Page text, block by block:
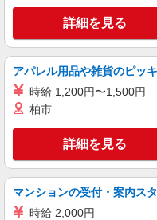
+゜ 入社祝い
頂くと, イン
い・週払
+゜・。○
富山
キープ
派遣社員
株式会社シエロ
人気機
時給
残業代支給 ★交
+゜・。○
有) お友達を紹介頂くと, インセンティブ支給(規定
有) ★月2回払い・週払い可能（規程有）★ ゜・。
富山県
キープ
詳細を見る
アパレル用品や雑貨のピッ
時給 1,200円〜1,500円
柏市
詳細を見る
マンションの受付・案内ス
時給 2,000円